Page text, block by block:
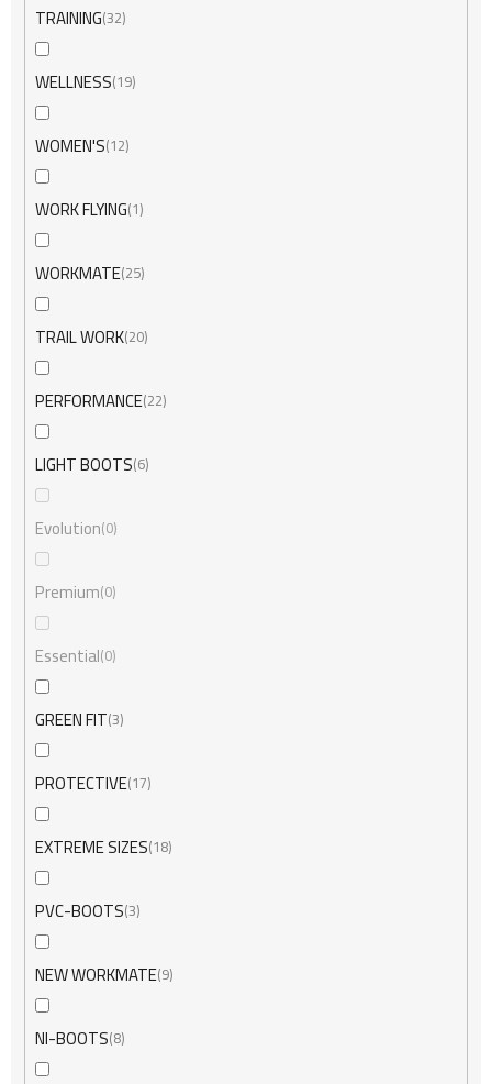
TRAINING 32
WELLNESS 19
WOMEN'S 12
WORK FLYING 1
WORKMATE 25
TRAIL WORK 20
PERFORMANCE 22
LIGHT BOOTS 6
Evolution 0
Premium 0
Essential 0
GREEN FIT 3
PROTECTIVE 17
EXTREME SIZES 18
PVC-BOOTS 3
NEW WORKMATE 9
NI-BOOTS 8